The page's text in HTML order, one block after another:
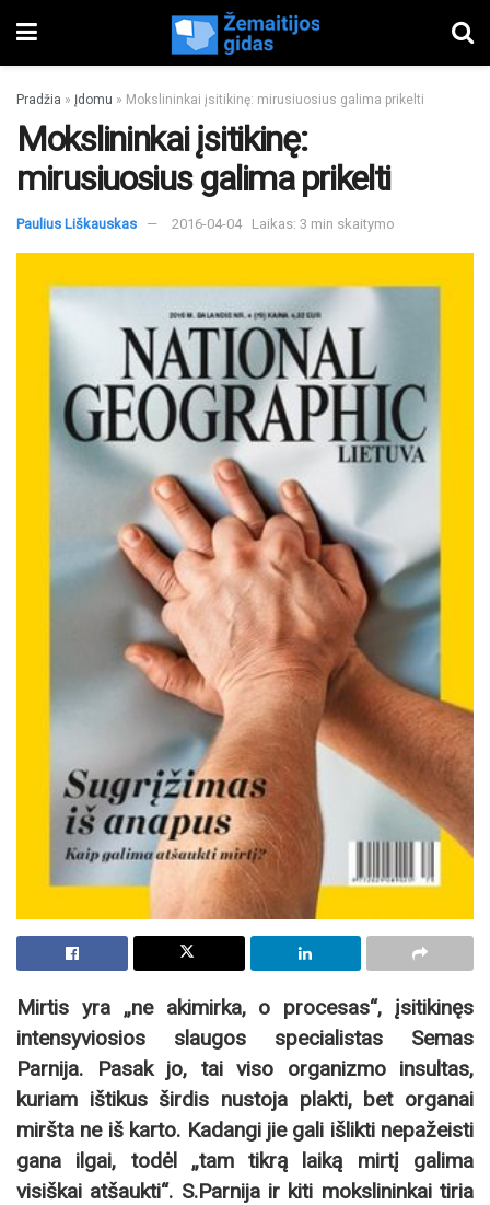
Pradžia » Įdomu » Mokslininkai įsitikinę: mirusiuosius galima prikelti
Mokslininkai įsitikinę:
mirusiuosius galima prikelti
Paulius Liškauskas 2016-04-04 Laikas: 3 min skaitymo
Mirtis yra „ne akimirka, o procesas“, įsitikinęs
intensyviosios slaugos specialistas Semas
Parnija. Pasak jo, tai viso organizmo insultas,
kuriam ištikus širdis nustoja plakti, bet organai
miršta ne iš karto. Kadangi jie gali išlikti nepažeisti
gana ilgai, todėl „tam tikrą laiką mirtį galima
visiškai atšaukti“. S.Parnija ir kiti mokslininkai tiria